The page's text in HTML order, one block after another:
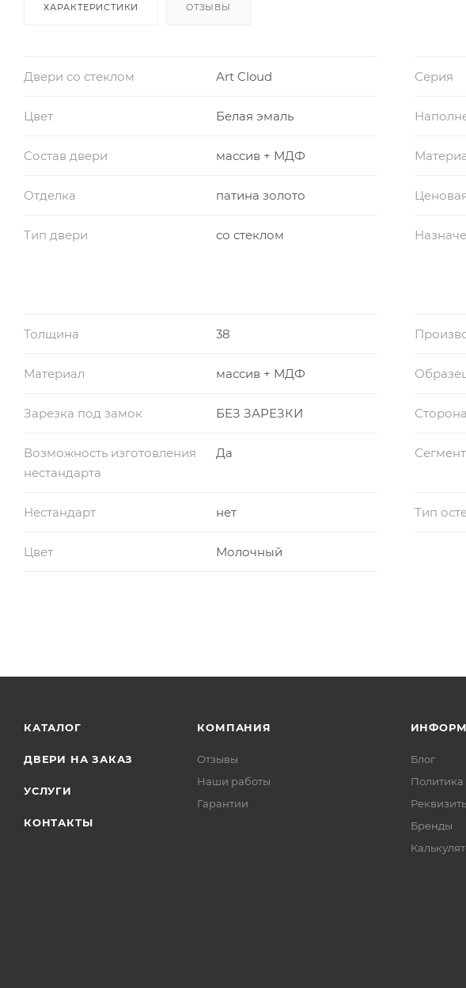
ХАРАКТЕРИСТИКИ ОТЗЫВЫ
Двери со стеклом Art Cloud Серия
Цвет Белая эмаль
Состав двери массив + МДФ
Отделка патина золото
Тип двери со стеклом
Толщина 38
Материал массив + МДФ
Зарезка под замок БЕЗ ЗАРЕЗКИ
Возможность изготовления
нестандарта
Да Сегмент
Нестандарт нет Тип
Цвет Молочный
КАТАЛОГ
ДВЕРИ НА ЗАКАЗ
УСЛУГИ
КОНТАКТЫ
КОМПАНИЯ
Отзывы
Наши работы
Гарантии
Блог
Политика
Бренды